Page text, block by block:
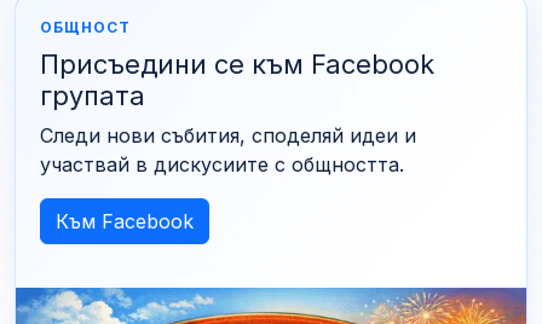
ОБЩНОСТ
Присъедини се към Facebook
групата
Следи нови събития, споделяй идеи и
участвай в дискусиите с общността.
Към Facebook